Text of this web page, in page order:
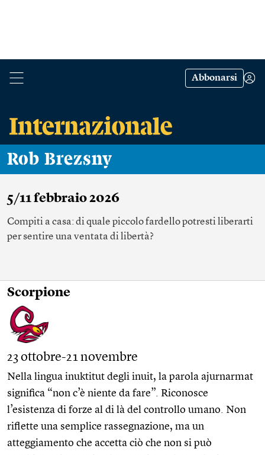
Abbonarsi
Rob Brezsny
5/11 febbraio 2026
Compiti a casa: di quale piccolo fardello potresti liberarti
per sentire una ventata di libertà?
Scorpione
23 ottobre-21 novembre
Nella lingua inuktitut degli inuit, la parola ajurnarmat
significa “non c’è niente da fare”. Riconosce
l’esistenza di forze al di là del controllo umano. Non
riflette una semplice rassegnazione, ma un
atteggiamento che accetta ciò che non si può